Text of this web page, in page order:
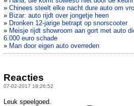
» Chinees steelt elke nacht dure auto om
» Bizar: auto rijdt over jongetje heen
» Dronken 12-jarige betrapt op snorscooter
» Meisje rijdt showroom aan gort met auto
6.000 euro schade
» Man door eigen auto overreden
Reacties
07-02-2017 18:26:52
Leuk speelgoed.